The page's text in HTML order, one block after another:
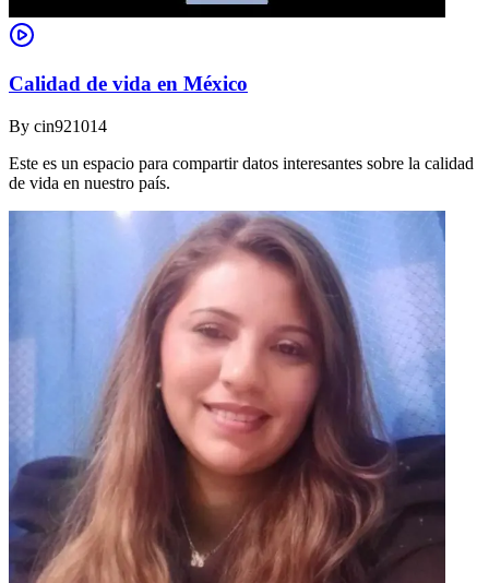
Calidad de vida en México
By cin921014
Este es un espacio para compartir datos interesantes sobre la calidad
de vida en nuestro país.